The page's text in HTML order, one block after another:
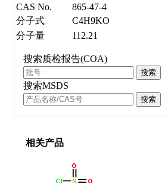
CAS No.
865-47-4
分子式
C4H9KO
分子量
112.21
搜索质检报告(COA)
搜索
搜索MSDS
搜索
相关产品